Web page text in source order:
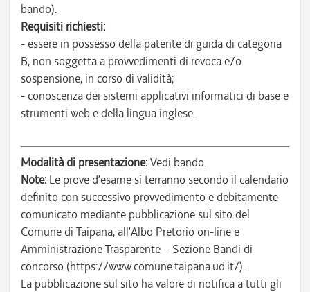
bando).
Requisiti richiesti:
- essere in possesso della patente di guida di categoria
B, non soggetta a provvedimenti di revoca e/o
sospensione, in corso di validità;
- conoscenza dei sistemi applicativi informatici di base e
strumenti web e della lingua inglese.
Modalità di presentazione:Vedi bando.
Note: Le prove d’esame si terranno secondo il calendario
definito con successivo provvedimento e debitamente
comunicato mediante pubblicazione sul sito del
Comune di Taipana, all’Albo Pretorio on-line e
Amministrazione Trasparente – Sezione Bandi di
concorso (https://www.comune.taipana.ud.it/).
La pubblicazione sul sito ha valore di notifica a tutti gli